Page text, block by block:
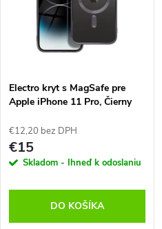
Electro kryt s MagSafe pre
Apple iPhone 11 Pro, Čierny
€12,20 bez DPH
€15
Skladom - Ihneď k odoslaniu
DO KOŠÍKA